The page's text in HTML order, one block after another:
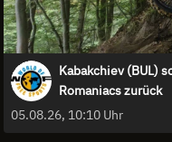
Kabakchiev (BUL)
Romaniacs zurück
05.08.26, 10:10 Uhr